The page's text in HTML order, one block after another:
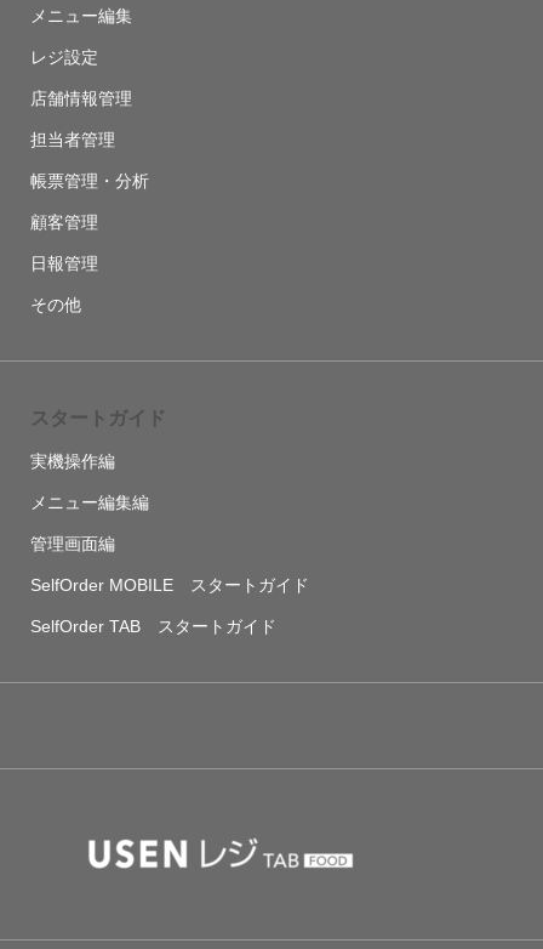
メニュー編集
レジ設定
店舗情報管理
担当者管理
帳票管理・分析
顧客管理
日報管理
その他
スタートガイド
実機操作編
メニュー編集編
管理画面編
SelfOrder MOBILE スタートガイド
SelfOrder TAB スタートガイド